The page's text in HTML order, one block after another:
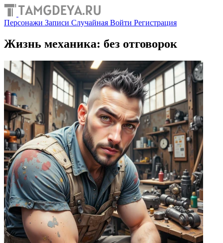
Персонажи Записи Случайная Войти Регистрация
Жизнь механика: без отговорок